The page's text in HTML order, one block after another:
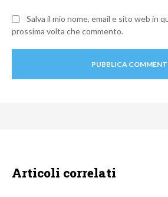
Salva il mio nome, email e sito web in
prossima volta che commento.
Articoli correlati